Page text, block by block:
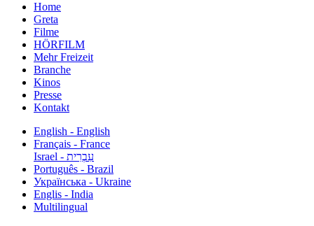
Home
Greta
Filme
HÖRFILM
Mehr Freizeit
Branche
Kinos
Presse
Kontakt
English - English
Français - France
עִבְרִית - Israel
Português - Brazil
Українська - Ukraine
Englis - India
Multilingual